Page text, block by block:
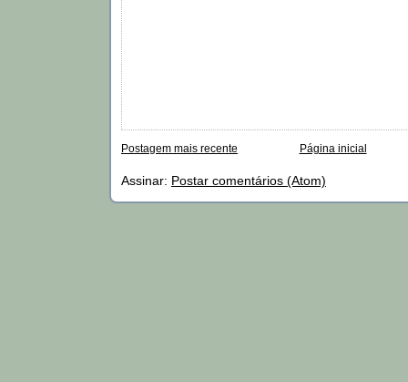
Postagem mais recente Página inicial
Assinar: Postar comentários (Atom)